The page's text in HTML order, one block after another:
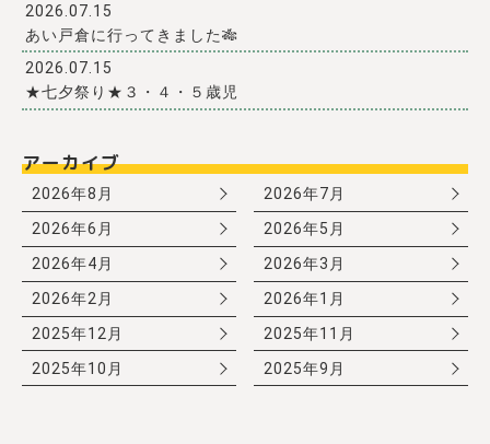
2026.07.15
あい戸倉に行ってきました🎋
2026.07.15
★七夕祭り★３・４・５歳児
アーカイブ
2026年8月
2026年7月
2026年6月
2026年5月
2026年4月
2026年3月
2026年2月
2026年1月
2025年12月
2025年11月
2025年10月
2025年9月